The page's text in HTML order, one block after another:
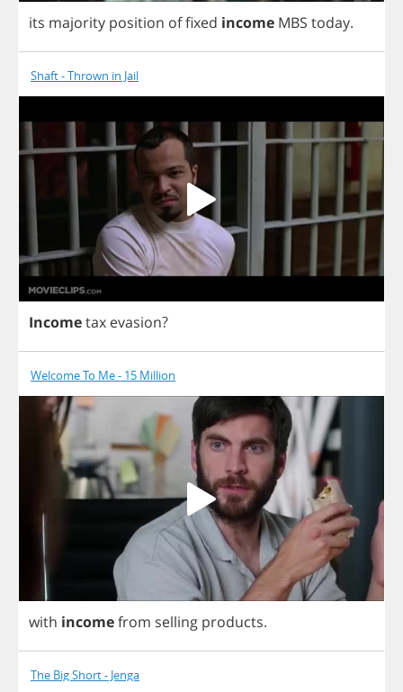
its majority position offixed income MBS today.
Shaft - Thrown in Jail
Incometax evasion?
Welcome To Me - 15 Million
with incomefrom selling products.
The Big Short - Jenga